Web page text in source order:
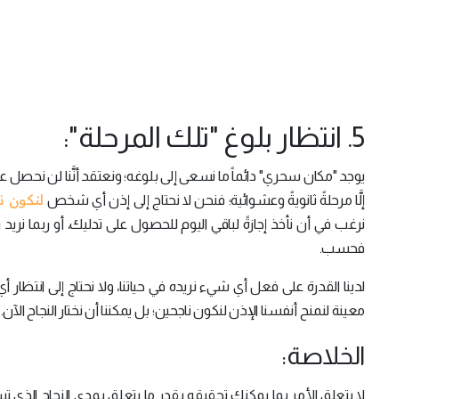
5. انتظار بلوغ "تلك المرحلة":
يوجد "مكان سحري" دائماً ما نسعى إلى بلوغه؛ ونعتقد أنَّنا لن نحصل
إلَّا مرحلةً ثانويةً وعشوائية؛ فنحن لا نحتاج إلى إذن أي شخص لنكون
نرغب في أن نأخذ إجازةً لباقي اليوم للحصول على تدليك، أو ربما
فحسب.
لدينا القدرة على فعل أي شيء نريده في حياتنا، ولا نحتاج إلى
معينة لنمنح أنفسنا الإذن لنكون ناجحين؛ بل يمكننا أن نختار النجاح الآن.
الخلاصة:
لا يتعلق الأمر بما يمكنك تحقيقه بقدر ما يتعلق بمدى النجاح الذي